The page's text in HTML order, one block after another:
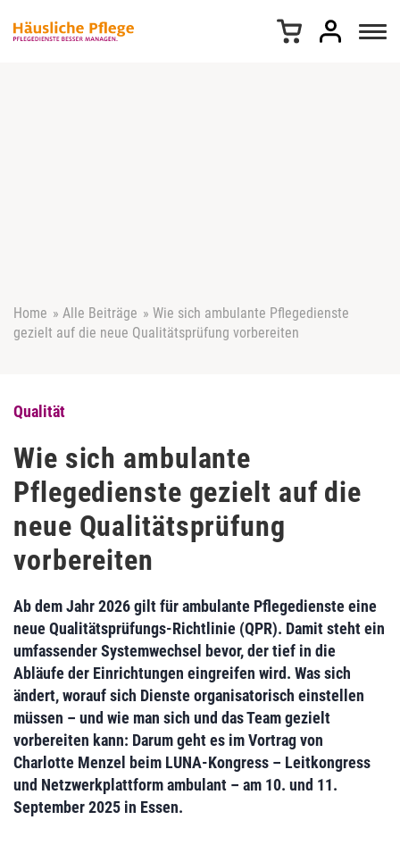
Home » Alle Beiträge » Wie sich ambulante Pflegedienste
gezielt auf die neue Qualitätsprüfung vorbereiten
Qualität
Wie sich ambulante
Pflegedienste gezielt auf die
neue Qualitätsprüfung
vorbereiten
Ab dem Jahr 2026 gilt für ambulante Pflegedienste eine
neue Qualitätsprüfungs-Richtlinie (QPR). Damit steht ein
umfassender Systemwechsel bevor, der tief in die
Abläufe der Einrichtungen eingreifen wird. Was sich
ändert, worauf sich Dienste organisatorisch einstellen
müssen – und wie man sich und das Team gezielt
vorbereiten kann: Darum geht es im Vortrag von
Charlotte Menzel beim LUNA-Kongress – Leitkongress
und Netzwerkplattform ambulant – am 10. und 11.
September 2025 in Essen.